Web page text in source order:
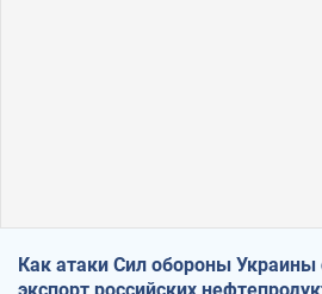
Как атаки Сил обороны Украины